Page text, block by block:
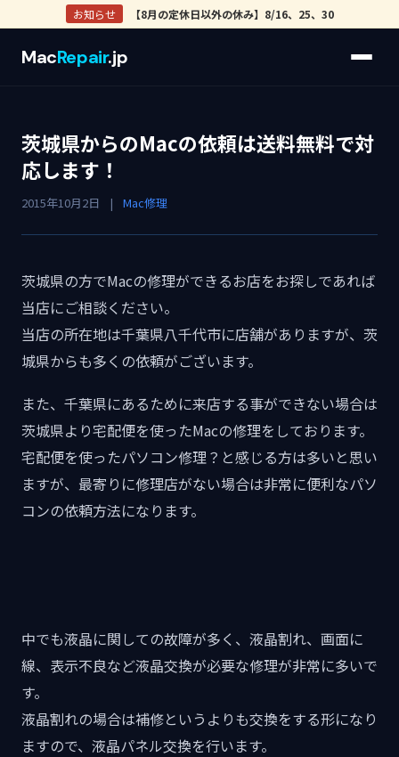
お知らせ 【8月の定休日以外の休み】8/16、25、30
MacRepair.jp
茨城県からのMacの依頼は送料無料で対
応します！
2015年10月2日 | Mac修理
茨城県の方でMacの修理ができるお店をお探しであれば
当店にご相談ください。
当店の所在地は千葉県八千代市に店舗がありますが、茨
城県からも多くの依頼がございます。
また、千葉県にあるために来店する事ができない場合は
茨城県より宅配便を使ったMacの修理をしております。
宅配便を使ったパソコン修理？と感じる方は多いと思い
ますが、最寄りに修理店がない場合は非常に便利なパソ
コンの依頼方法になります。
中でも液晶に関しての故障が多く、液晶割れ、画面に
線、表示不良など液晶交換が必要な修理が非常に多いで
す。
液晶割れの場合は補修というよりも交換をする形になり
ますので、液晶パネル交換を行います。